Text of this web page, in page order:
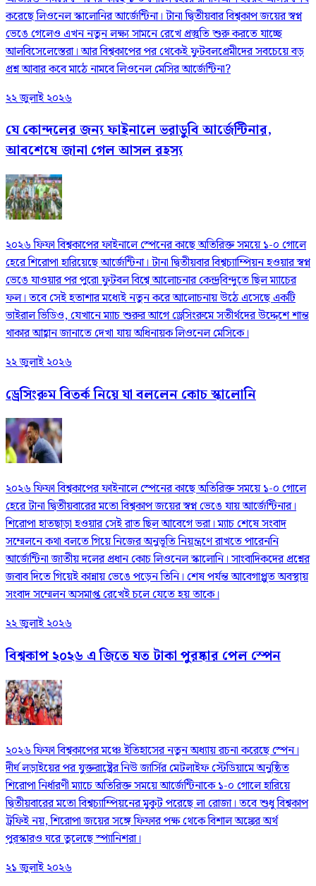
করেছে লিওনেল স্কালোনির আর্জেন্টিনা। টানা দ্বিতীয়বার বিশ্বকাপ জয়ের স্বপ্ন
ভেঙে গেলেও এখন নতুন লক্ষ্য সামনে রেখে প্রস্তুতি শুরু করতে যাচ্ছে
আলবিসেলেস্তেরা। আর বিশ্বকাপের পর থেকেই ফুটবলপ্রেমীদের সবচেয়ে বড়
প্রশ্ন আবার কবে মাঠে নামবে লিওনেল মেসির আর্জেন্টিনা?
২২ জুলাই ২০২৬
যে কোন্দলের জন্য ফাইনালে ভরাডুবি আর্জেন্টিনার,
আবশেষে জানা গেল আসল রহস্য
২০২৬ ফিফা বিশ্বকাপের ফাইনালে স্পেনের কাছে অতিরিক্ত সময়ে ১-০ গোলে
হেরে শিরোপা হারিয়েছে আর্জেন্টিনা। টানা দ্বিতীয়বার বিশ্বচ্যাম্পিয়ন হওয়ার স্বপ্ন
ভেঙে যাওয়ার পর পুরো ফুটবল বিশ্বে আলোচনার কেন্দ্রবিন্দুতে ছিল ম্যাচের
ফল। তবে সেই হতাশার মধ্যেই নতুন করে আলোচনায় উঠে এসেছে একটি
ভাইরাল ভিডিও, যেখানে ম্যাচ শুরুর আগে ড্রেসিংরুমে সতীর্থদের উদ্দেশে শান্ত
থাকার আহ্বান জানাতে দেখা যায় অধিনায়ক লিওনেল মেসিকে।
২২ জুলাই ২০২৬
ড্রেসিংরুম বিতর্ক নিয়ে যা বললেন কোচ স্কালোনি
২০২৬ ফিফা বিশ্বকাপের ফাইনালে স্পেনের কাছে অতিরিক্ত সময়ে ১-০ গোলে
হেরে টানা দ্বিতীয়বারের মতো বিশ্বকাপ জয়ের স্বপ্ন ভেঙে যায় আর্জেন্টিনার।
শিরোপা হাতছাড়া হওয়ার সেই রাত ছিল আবেগে ভরা। ম্যাচ শেষে সংবাদ
সম্মেলনে কথা বলতে গিয়ে নিজের অনুভূতি নিয়ন্ত্রণে রাখতে পারেননি
আর্জেন্টিনা জাতীয় দলের প্রধান কোচ লিওনেল স্কালোনি। সাংবাদিকদের প্রশ্নের
জবাব দিতে গিয়েই কান্নায় ভেঙে পড়েন তিনি। শেষ পর্যন্ত আবেগাপ্লুত অবস্থায়
সংবাদ সম্মেলন অসমাপ্ত রেখেই চলে যেতে হয় তাকে।
২২ জুলাই ২০২৬
বিশ্বকাপ ২০২৬ এ জিতে যত টাকা পুরষ্কার পেল স্পেন
২০২৬ ফিফা বিশ্বকাপের মঞ্চে ইতিহাসের নতুন অধ্যায় রচনা করেছে স্পেন।
দীর্ঘ লড়াইয়ের পর যুক্তরাষ্ট্রের নিউ জার্সির মেটলাইফ স্টেডিয়ামে অনুষ্ঠিত
শিরোপা নির্ধারণী ম্যাচে অতিরিক্ত সময়ে আর্জেন্টিনাকে ১-০ গোলে হারিয়ে
দ্বিতীয়বারের মতো বিশ্বচ্যাম্পিয়নের মুকুট পরেছে লা রোজা। তবে শুধু বিশ্বকাপ
ট্রফিই নয়, শিরোপা জয়ের সঙ্গে ফিফার পক্ষ থেকে বিশাল অঙ্কের অর্থ
পুরস্কারও ঘরে তুলেছে স্প্যানিশরা।
২১ জুলাই ২০২৬